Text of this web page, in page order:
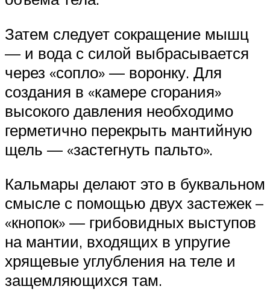
Затем следует сокращение мышц
— и вода с силой выбрасывается
через «сопло» — воронку. Для
создания в «камере сгорания»
высокого давления необходимо
герметично перекрыть мантийную
щель — «застегнуть пальто».
Кальмары делают это в буквальном
смысле с помощью двух застежек –
«кнопок» — грибовидных выступов
на мантии, входящих в упругие
хрящевые углубления на теле и
защемляющихся там.